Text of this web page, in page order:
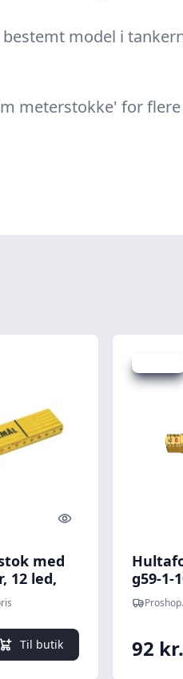
model i
meterstokke' for
Quick look
med
12 led,
Til butik
g59-1-
92 kr.